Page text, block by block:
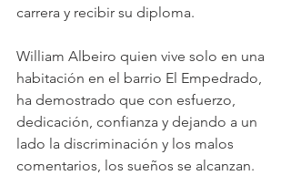
carrera y recibir su diploma.
William Albeiro quien vive solo en una
habitación en el barrio El Empedrado,
ha demostrado que con esfuerzo,
dedicación, confianza y dejando a un
lado la discriminación y los malos
comentarios, los sueños se alcanzan.